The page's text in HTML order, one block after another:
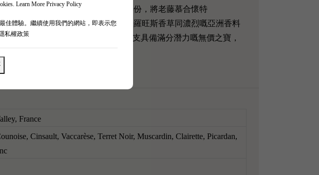
Learn More Privacy Policy
佳體驗。繼續使用我們的網站，即表示您
私權政策
作！ 2015 係一個極度溫暖完美嘅年份，將老藤慕合懷特
莓果醬、黑松露、烤肉、甘草、普羅旺斯香草同濃烈嘅亞洲香料
滿核彈級爆發力，餘韻無盡。 呢支具備滿分潛力嘅無價之寶，
France
Cinsault, Vaccarèse, Terret Noir, Muscardin, Clairette, Picardan,